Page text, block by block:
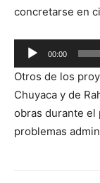
concretarse en
Reproductor
de
audio
00:00
Otros de los
Chuyaca y de
obras durante el
problemas